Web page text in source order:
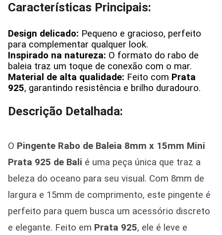
Características Principais:
Design delicado: Pequeno e gracioso, perfeito
para complementar qualquer look.
Inspirado na natureza: O formato do rabo de
baleia traz um toque de conexão com o mar.
Material de alta qualidade: Feito com Prata
925, garantindo resistência e brilho duradouro.
Descrição Detalhada:
O Pingente Rabo de Baleia 8mm x 15mm Mini
Prata 925 de Bali é uma peça única que traz a
beleza do oceano para seu visual. Com 8mm de
largura e 15mm de comprimento, este pingente é
perfeito para quem busca um acessório discreto
e elegante. Feito em Prata 925, ele é leve e